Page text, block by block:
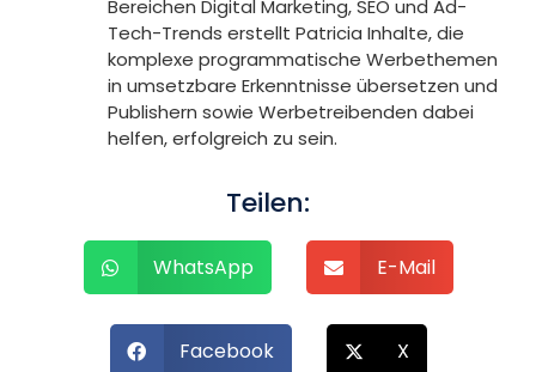
Bereichen Digital Marketing, SEO und Ad-
Tech-Trends erstellt Patricia Inhalte, die
komplexe programmatische Werbethemen
in umsetzbare Erkenntnisse übersetzen und
Publishern sowie Werbetreibenden dabei
helfen, erfolgreich zu sein.
Teilen:
WhatsApp E-Mail
Facebook X